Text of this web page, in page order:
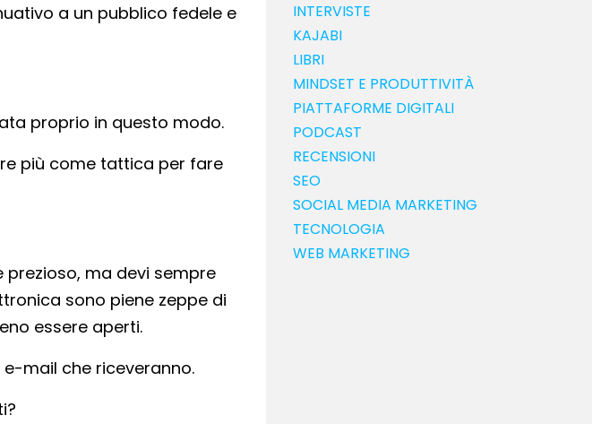
a un pubblico fedele e
proprio in questo modo.
più come tattica per fare
prezioso, ma devi sempre
sono piene zeppe di
essere aperti.
mail che riceveranno.
INTERVISTE
KAJABI
LIBRI
MINDSET E PRODUTTIVITÀ
PIATTAFORME DIGITALI
PODCAST
RECENSIONI
SEO
SOCIAL MEDIA MARKETING
TECNOLOGIA
WEB MARKETING